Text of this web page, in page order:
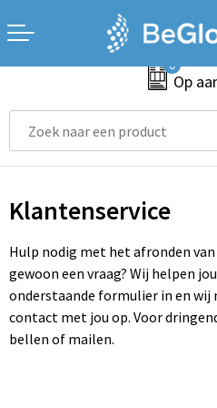
0
Op
Aanstekers
Anti-stress
Bidons en Sportflessen
Elektronica, Gadgets en USB
Feestartikelen
Huis, Tuin en Keuken
Kantoor en Zakelijk
Accessoires voor tassen
Aktetassen
Autotassen
Boodschappentassen
Collegetassen
Crossbody tassen
Documententassen
Badtextiel en Douche
Blazers
Bodywarmers
Broeken en Rokken
Caps, Hoeden en Mutsen
Dekens, Fleecedekens en
Gezichtsmaskers en
Armwarmers
Bodywarmers
Broeken
Caps, Hoeden en Mutsen
Handschoenen en Sjaals
Jassen
Ondergoed en Sokken
Hoteltextiel
Been- en voetbescherming
Bodywarmers
Broeken en Rokken
Caps, Hoeden en Mutsen
E.H.B.O.
Handschoenen en Sjaals
Klantenservice
Hulp nodig met het afronden
gewoon een vraag? Wij helpen
onderstaande formulier in en wij
contact met jou op. Voor
bellen of mailen.